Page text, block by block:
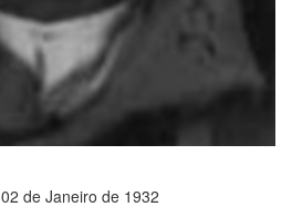
02 de Janeiro de 1932